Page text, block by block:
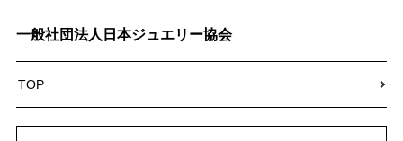
一般社団法人日本ジュエリー協会
TOP